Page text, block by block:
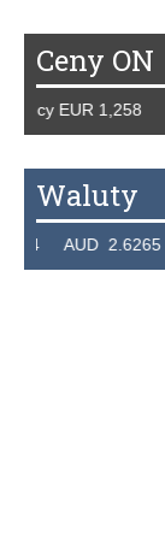
Ceny ON
EUR 1,258
Waluty
AUD 2.6265